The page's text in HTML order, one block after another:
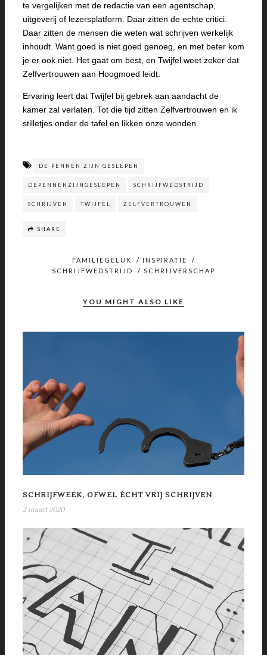
te vergelijken met de redactie van een agentschap,
uitgeverij of lezersplatform. Daar zitten de echte critici.
Daar zitten de mensen die weten wat schrijven werkelijk
inhoudt. Want goed is niet goed genoeg, en met beter kom
je er ook niet. Het gaat om best, en Twijfel weet zeker dat
Zelfvertrouwen aan Hoogmoed leidt.
Ervaring leert dat Twijfel bij gebrek aan aandacht de
kamer zal verlaten. Tot die tijd zitten Zelfvertrouwen en ik
stilletjes onder de tafel en likken onze wonden.
DE PENNEN ZIJN GESLEPEN
DEPENNENZIJNGESLEPEN SCHRIJFWEDSTRIJD
SCHRIJVEN TWIJFEL ZELFVERTROUWEN
SHARE
FAMILIEGELUK / INSPIRATIE
/
SCHRIJFWEDSTRIJD
/ SCHRIJVERSCHAP
YOU MIGHT ALSO LIKE
SCHRIJFWEEK, OFWEL ÉCHT VRIJ SCHRIJVEN
2 maart 2020